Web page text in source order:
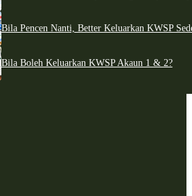
Bila Pencen Nanti, Better Keluarkan KWSP
Bila Boleh Keluarkan KWSP Akaun 1 & 2?